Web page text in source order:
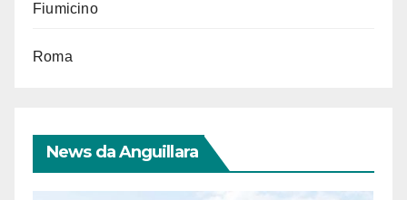
Fiumicino
Roma
News da Anguillara